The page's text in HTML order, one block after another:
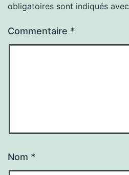
obligatoires sont indiqués avec
Commentaire *
Nom *